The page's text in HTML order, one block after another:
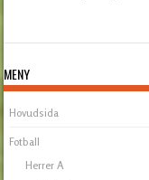
MENY
Hovudsida
Fotball
Herrer A